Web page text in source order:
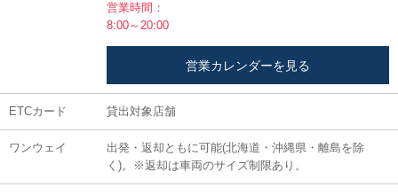
営業時間：
8:00～20:00
営業カレンダーを見る
ETCカード 貸出対象店舗
ワンウェイ
出発・返却ともに可能(北海道・沖縄県・離島を除
く)。※返却は車両のサイズ制限あり。